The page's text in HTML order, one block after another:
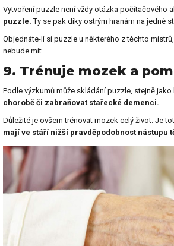
Vytvoření puzzle není vždy otázka počítačového
puzzle.Ty se pak díky ostrým hranám na jedné
Objednáte-li si puzzle u některého z těchto mistrů,
nebude mít.
9. Trénuje mozek a
Podle výzkumů může skládání puzzle, stejně
chorobě či zabraňovat stařecké demenci.
Důležité je ovšem trénovat mozek celý život. Je
mají ve stáří nižší pravděpodobnost nástupu